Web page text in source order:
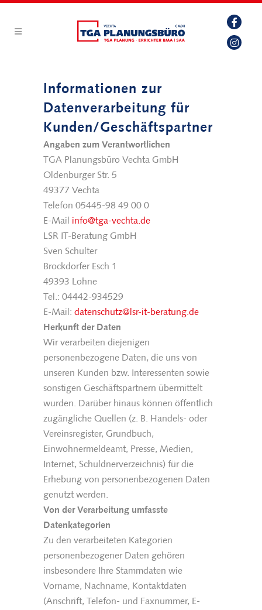
Informationen zur
Datenverarbeitung für
Kunden/Geschäftspartner
Angaben zum Verantwortlichen
TGA Planungsbüro Vechta GmbH
Oldenburger Str. 5
49377 Vechta
Telefon 05445-98 49 00 0
E-Mail info@tga-vechta.de
LSR IT-Beratung GmbH
Sven Schulter
Brockdorfer Esch 1
49393 Lohne
Tel.: 04442-934529
E-Mail: datenschutz@lsr-it-beratung.de
Herkunft der Daten
Wir verarbeiten diejenigen
personenbezogene Daten, die uns von
unseren Kunden bzw. Interessenten sowie
sonstigen Geschäftspartnern übermittelt
wurden. Darüber hinaus können öffentlich
zugängliche Quellen (z. B. Handels- oder
Vereinsregister, Grundbuch,
Einwohnermeldeamt, Presse, Medien,
Internet, Schuldnerverzeichnis) für die
Erhebung von personenbezogenen Daten
genutzt werden.
Von der Verarbeitung umfasste
Datenkategorien
Zu den verarbeiteten Kategorien
personenbezogener Daten gehören
insbesondere Ihre Stammdaten wie
Vorname, Nachname, Kontaktdaten
(Anschrift, Telefon- und Faxnummer, E-